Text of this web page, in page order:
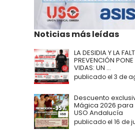
Noticias más leídas
LA DESIDIA Y LA
PREVENCIÓN PONE
VIDAS: UN ...
publicado el 3 de
Descuento
Mágica 2026
USO Andalucía
publicado el 16 de